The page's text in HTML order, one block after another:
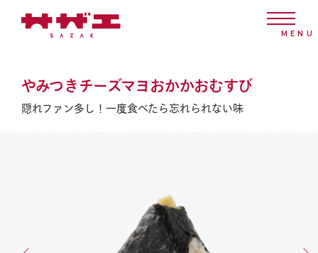
やみつきチーズマヨおかかおむすび
隠れファン多し！一度食べたら忘れられない味